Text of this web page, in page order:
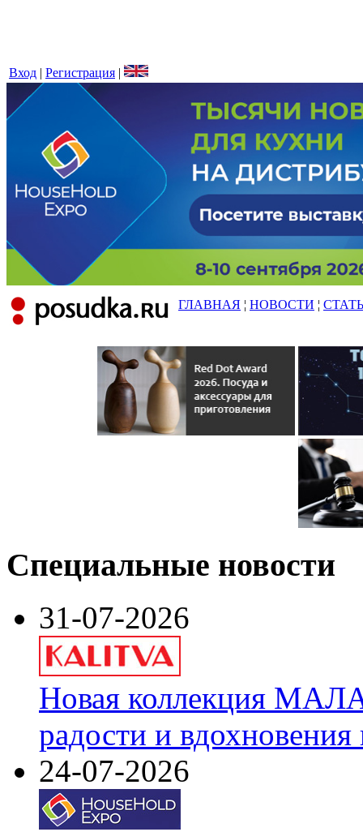
Вход | Регистрация |
ГЛАВНАЯ ¦ НОВОСТИ ¦
Специальные новости
31-07-2026
Новая коллекция
радости и
24-07-2026